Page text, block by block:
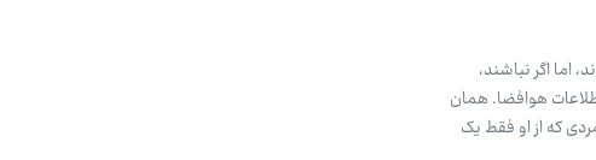
اگر نباشند،
هوافضا. همان
برد. مردی که از او فقط یک